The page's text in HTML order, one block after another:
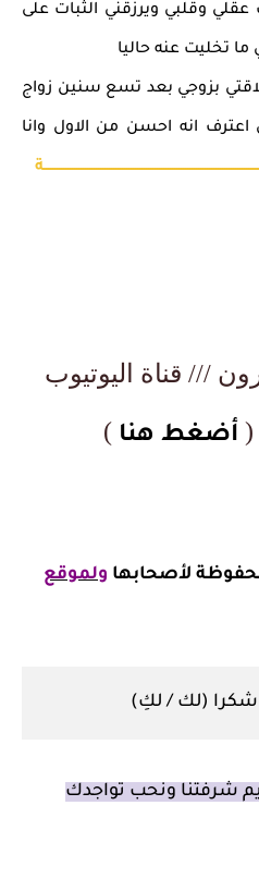
وقلبي ويرزقني الثبات على
ما تخليت عنه حاليا
بزوجي بعد تسع سنين زواج
انه احسن من الاول وانا
/// قناة اليوتيوب
( أضغط هنا )
لأصحابها ولموقع
شكرا (لك / لكِ)
شرفتنا ونحب تواجدك